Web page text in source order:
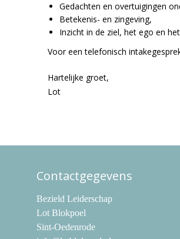
Gedachten en overtuigingen
Betekenis- en zingeving,
Inzicht in de ziel, het ego en
Voor een telefonisch
Hartelijke groet,
Lot
Contactgegevens
Bezield Leiderschap
Lot Blokpoel
Sint-Oedenrode